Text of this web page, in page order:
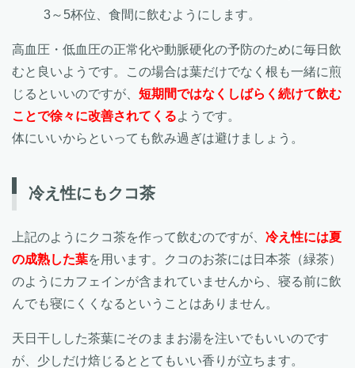
3～5杯位、食間に飲むようにします。
高血圧・低血圧の正常化や動脈硬化の予防のために毎日飲
むと良いようです。この場合は葉だけでなく根も一緒に煎
じるといいのですが、 短期間ではなくしばらく続けて飲む
ことで徐々に改善されてくるようです。
体にいいからといっても飲み過ぎは避けましょう。
冷え性にもクコ茶
上記のようにクコ茶を作って飲むのですが、 冷え性には夏
の成熟した葉を用います。クコのお茶には日本茶（緑茶）
のようにカフェインが含まれていませんから、寝る前に飲
んでも寝にくくなるということはありません。
天日干しした茶葉にそのままお湯を注いでもいいのです
が、少しだけ焙じるととてもいい香りが立ちます。